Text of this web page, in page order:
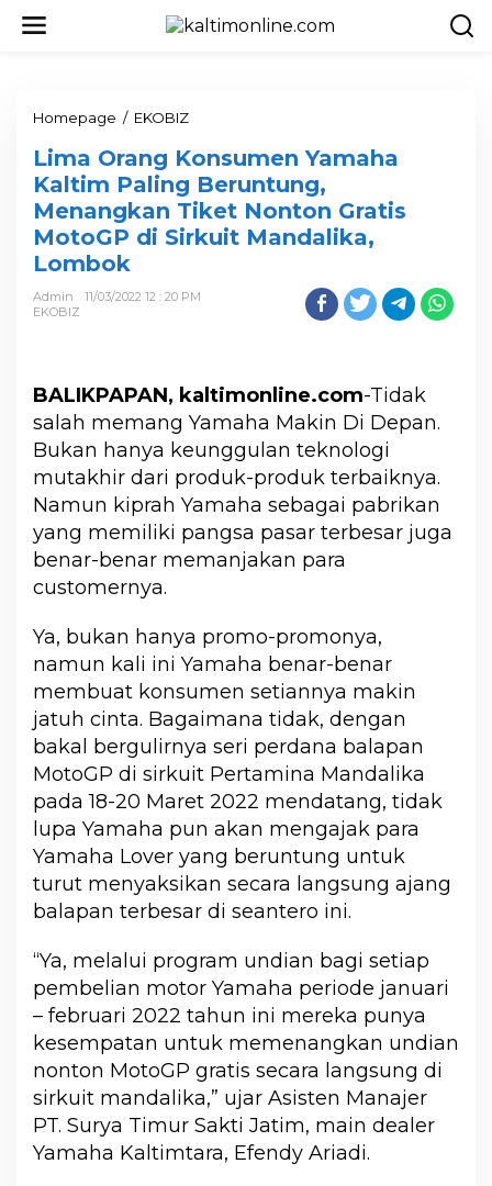
Homepage / EKOBIZ
Lima Orang Konsumen Yamaha
Kaltim Paling Beruntung,
Menangkan Tiket Nonton Gratis
MotoGP di Sirkuit Mandalika,
Lombok
Admin
11/03/2022 12 : 20 PM
EKOBIZ
BALIKPAPAN, kaltimonline.com-Tidak
salah memang Yamaha Makin Di Depan.
Bukan hanya keunggulan teknologi
mutakhir dari produk-produk terbaiknya.
Namun kiprah Yamaha sebagai pabrikan
yang memiliki pangsa pasar terbesar juga
benar-benar memanjakan para
customernya.
Ya, bukan hanya promo-promonya,
namun kali ini Yamaha benar-benar
membuat konsumen setiannya makin
jatuh cinta. Bagaimana tidak, dengan
bakal bergulirnya seri perdana balapan
MotoGP di sirkuit Pertamina Mandalika
pada 18-20 Maret 2022 mendatang, tidak
lupa Yamaha pun akan mengajak para
Yamaha Lover yang beruntung untuk
turut menyaksikan secara langsung ajang
balapan terbesar di seantero ini.
“Ya, melalui program undian bagi setiap
pembelian motor Yamaha periode januari
– februari 2022 tahun ini mereka punya
kesempatan untuk memenangkan undian
nonton MotoGP gratis secara langsung di
sirkuit mandalika,” ujar Asisten Manajer
PT. Surya Timur Sakti Jatim, main dealer
Yamaha Kaltimtara, Efendy Ariadi.